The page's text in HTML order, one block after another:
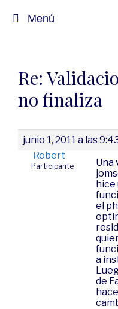
Menú
Re:
no finaliza
junio 1, 2011 a las
Robert
Participante
Una
hice
el
a
de